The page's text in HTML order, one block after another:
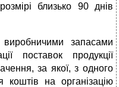
близько 90 днів
запасами
поставок продукції
за якої, з одного
коштів на організацію